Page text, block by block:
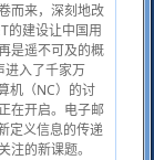
而来，深刻地改
的建设让中国用
是遥不可及的概
进入了千家万
机（NC）的讨
在开启。电子邮
定义信息的传递
的新课题。